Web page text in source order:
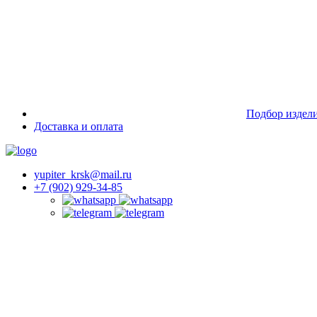
Подбор
Доставка и оплата
yupiter_krsk@mail.ru
+7 (902) 929-34-85